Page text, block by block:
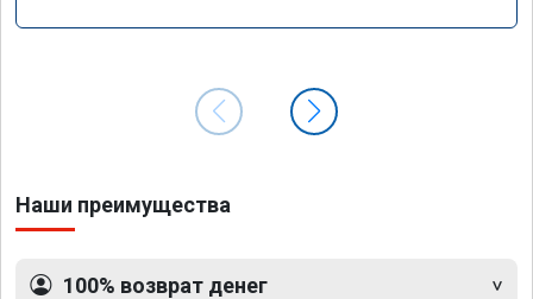
Наши преимущества
100% возврат денег